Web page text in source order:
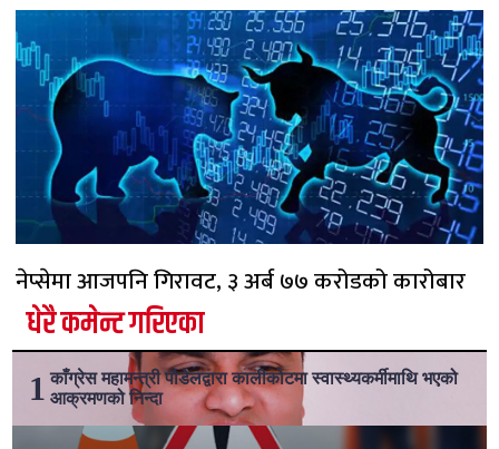
नेप्सेमा आजपनि गिरावट, ३ अर्ब ७७ करोडको कारोबार
धेरै कमेन्ट गरिएका
काँग्रेस महामन्त्री पौडेलद्वारा कालीकोटमा स्वास्थ्यकर्मीमाथि भएको
आक्रमणको निन्दा